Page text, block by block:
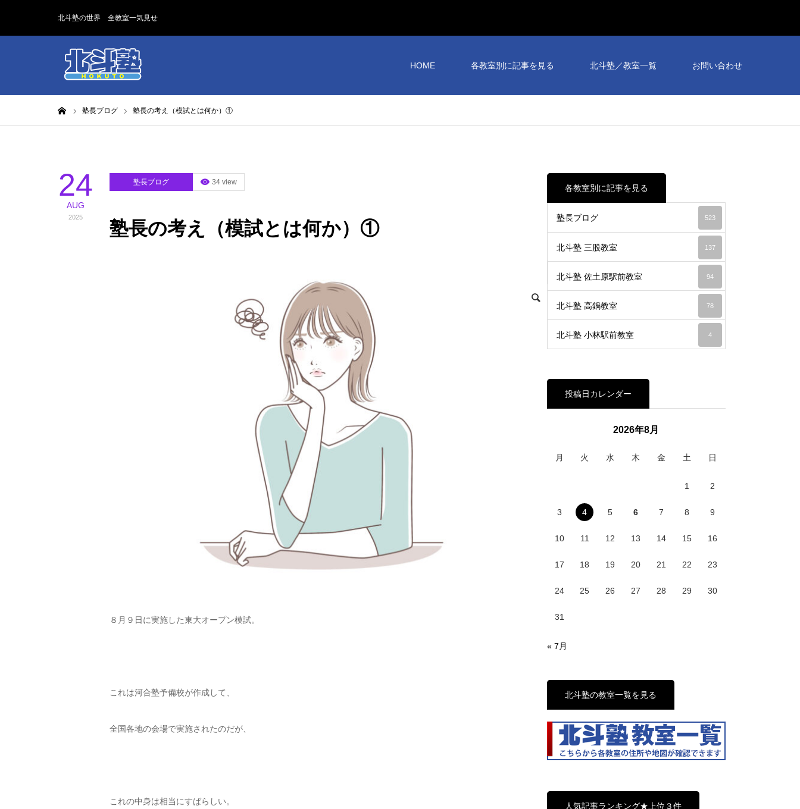
北斗塾の世界 全教室一気見せ
HOME 各教室別に記事を見る 北斗塾／教室一覧 お問い合わせ
塾長ブログ 塾長の考え（模試とは何か）①
24
AUG
2025
塾長ブログ 34 view
塾長の考え（模試とは何か）①
８月９日に実施した東大オープン模試。
これは河合塾予備校が作成して、
全国各地の会場で実施されたのだが、
これの中身は相当にすばらしい。
各教室別に記事を見る
塾長ブログ 523
北斗塾 三股教室 137
北斗塾 佐土原駅前教室 94
北斗塾 高鍋教室 78
北斗塾 小林駅前教室 4
投稿日カレンダー
2026年8月
月 火 水 木 金 土 日
1 2
3 4 5 6 7 8 9
10 11 12 13 14 15 16
17 18 19 20 21 22 23
24 25 26 27 28 29 30
31
« 7月
北斗塾の教室一覧を見る
人気記事ランキング★上位３件